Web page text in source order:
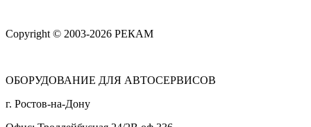
Copyright © 2003-2026 РЕКАМ
ОБОРУДОВАНИЕ ДЛЯ АВТОСЕРВИСОВ
г. Ростов-на-Дону